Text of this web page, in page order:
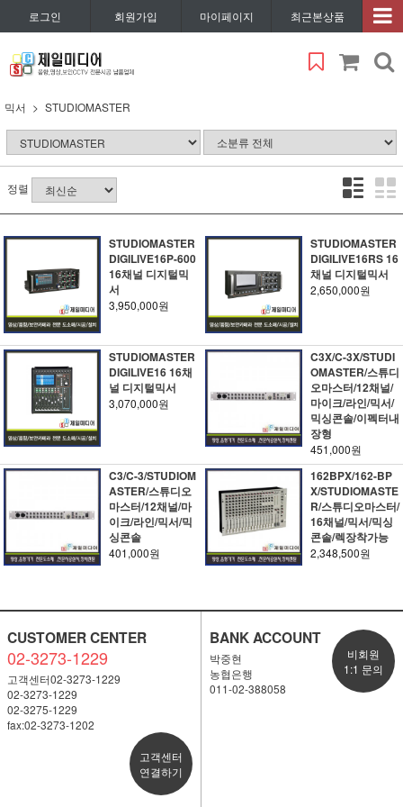
로그인 회원가입 마이페이지 최근본상품
믹서 STUDIOMASTER
정렬
STUDIOMASTER
DIGILIVE16P-600
16채널 디지털믹
서
3,950,000원
STUDIOMASTER
DIGILIVE16RS 16
채널 디지털믹서
2,650,000원
STUDIOMASTER
DIGILIVE16 16채
널 디지털믹서
3,070,000원
C3X/C-3X/STUDI
OMASTER/스튜디
오마스터/12채널/
마이크/라인/믹서/
믹싱콘솔/이펙터내
장형
451,000원
C3/C-3/STUDIOM
ASTER/스튜디오
마스터/12채널/마
이크/라인/믹서/믹
싱콘솔
401,000원
162BPX/162-BP
X/STUDIOMASTE
R/스튜디오마스터/
16채널/믹서/믹싱
콘솔/렉장착가능
2,348,500원
CUSTOMER CENTER
02-3273-1229
고객센터02-3273-1229
02-3273-1229
02-3275-1229
fax:02-3273-1202
고객센터
연결하기
BANK ACCOUNT
박중현
농협은행
011-02-388058
비회원
1:1 문의